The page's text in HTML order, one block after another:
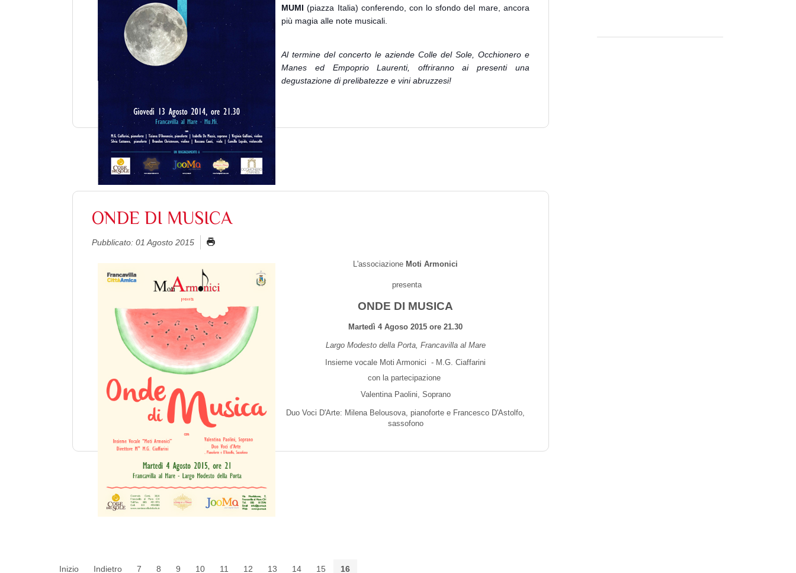
MUMI (piazza Italia) conferendo, con lo sfondo del mare, ancora
più magia alle note musicali.
Al termine del concerto le aziende Colle del Sole, Occhionero e
Manes ed Empoprio Laurenti, offriranno ai presenti una
degustazione di prelibatezze e vini abruzzesi!
ONDE DI MUSICA
Pubblicato: 01 Agosto 2015
L'associazione Moti Armonici
presenta
ONDE DI MUSICA
Martedì 4 Agoso 2015 ore 21.30
Largo Modesto della Porta, Francavilla al Mare
Insieme vocale Moti Armonici - M.G. Ciaffarini
con la partecipazione
Valentina Paolini, Soprano
Duo Voci D'Arte: Milena Belousova, pianoforte e Francesco D'Astolfo,
sassofono
Inizio Indietro 7 8 9 10 11 12 13 14 15 16